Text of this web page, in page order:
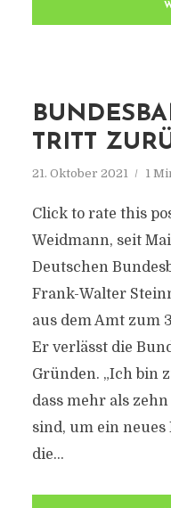
TRITT
21. Oktober 2021 1
Click to rate this
Weidmann, seit
Deutschen
Frank-Walter
aus dem Amt zum
Er verlässt die
Gründen. „Ich bin
dass mehr als
sind, um ein
die...